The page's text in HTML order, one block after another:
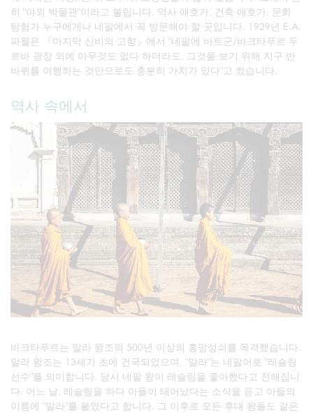
히 "야외 박물관"이라고 불립니다. 역사 애호가, 건축 애호가, 문화
탐험가 누구에게나 네팔에서 꼭 방문해야 할 곳입니다. 1929년 E.A.
파월은 『마지막 신비의 고향』에서 "네팔에 바트군/바크타푸르 두
르바 광장 외에 아무것도 없다 하더라도, 그것을 보기 위해 지구 반
바퀴를 여행하는 것만으로도 충분히 가치가 있다"고 썼습니다.
역사 속에서
바크타푸르는 말라 왕조의 500년 이상의 흥망성쇠를 목격했습니다.
말라 왕조는 13세기 초에 건국되었으며, "말라"는 네팔어로 "레슬링
선수"를 의미합니다. 당시 네팔 왕이 레슬링을 좋아했다고 전해집니
다. 어느 날, 레슬링을 하다 아들이 태어났다는 소식을 듣고 아들의
이름에 "말라"를 붙였다고 합니다. 그 이후로 모든 후대 왕들도 같은